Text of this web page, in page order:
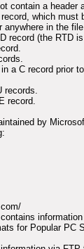
contain a header
which must
in the
record (the RTD
a C record prior
records.
record.
by
for Popular PC